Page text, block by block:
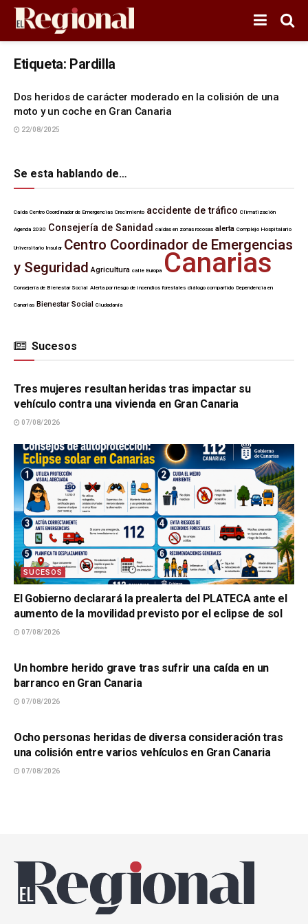
Etiqueta: Pardilla
Dos heridos de carácter moderado en la colisión de una
moto y un coche en Gran Canaria
22/08/2025
Se esta hablando de…
Caída Centro Coordinador de Emergencias Crecimiento accidente de tráfico Climatización
Agenda 2030 Consejería de Sanidad caídas en zonas rocosas alerta Complejo Hospitalario
Universitario Insular Centro Coordinador de Emergencias
y Seguridad Agricultura calle Europa Canarias
Consejería de Bienestar Social Alerta por riesgo de incendios forestales diálogo compartido Dependencia en
Canarias Bienestar Social Ciudadanía
Sucesos
SUCESOS
Tres mujeres resultan heridas tras impactar su
vehículo contra una vivienda en Gran Canaria
07/08/2026
SUCESOS
El Gobierno declarará la prealerta del PLATECA ante el
aumento de la movilidad previsto por el eclipse de sol
07/08/2026
Un hombre herido grave tras sufrir una caída en un
barranco en Gran Canaria
07/08/2026
Ocho personas heridas de diversa consideración tras
una colisión entre varios vehículos en Gran Canaria
07/08/2026